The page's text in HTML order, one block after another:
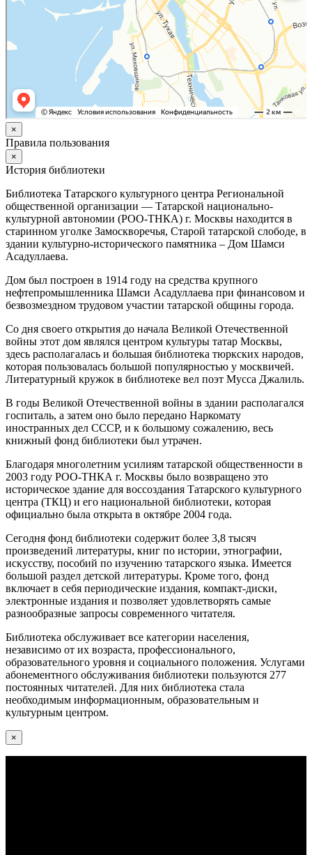
×
Правила пользования
×
История библиотеки
Библиотека Татарского культурного центра Региональной
общественной организации — Татарской национально-
культурной автономии (РОО-ТНКА) г. Москвы находится в
старинном уголке Замоскворечья, Старой татарской слободе, в
здании культурно-исторического памятника – Дом Шамси
Асадуллаева.
Дом был построен в 1914 году на средства крупного
нефтепромышленника Шамси Асадуллаева при финансовом и
безвозмездном трудовом участии татарской общины города.
Со дня своего открытия до начала Великой Отечественной
войны этот дом являлся центром культуры татар Москвы,
здесь располагалась и большая библиотека тюркских народов,
которая пользовалась большой популярностью у москвичей.
Литературный кружок в библиотеке вел поэт Мусса Джалиль.
В годы Великой Отечественной войны в здании располагался
госпиталь, а затем оно было передано Наркомату
иностранных дел СССР, и к большому сожалению, весь
книжный фонд библиотеки был утрачен.
Благодаря многолетним усилиям татарской общественности в
2003 году РОО-ТНКА г. Москвы было возвращено это
историческое здание для воссоздания Татарского культурного
центра (ТКЦ) и его национальной библиотеки, которая
официально была открыта в октябре 2004 года.
Сегодня фонд библиотеки содержит более 3,8 тысяч
произведений литературы, книг по истории, этнографии,
искусству, пособий по изучению татарского языка. Имеется
большой раздел детской литературы. Кроме того, фонд
включает в себя периодические издания, компакт-диски,
электронные издания и позволяет удовлетворять самые
разнообразные запросы современного читателя.
Библиотека обслуживает все категории населения,
независимо от их возраста, профессионального,
образовательного уровня и социального положения. Услугами
абонементного обслуживания библиотеки пользуются 277
постоянных читателей. Для них библиотека стала
необходимым информационным, образовательным и
культурным центром.
×